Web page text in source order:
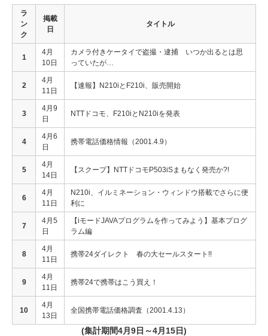
(集計期間4月9日～4月15日)
ラ
ン
ク
掲載
日
タイトル
1
4月
10日
カメラ付きケータイで盗撮・逮捕 いつか出るとは思
っていたが…
2
4月
11日
【速報】N210iとF210i、販売開始
3
4月9
日
NTTドコモ、F210iとN210iを発表
4
4月6
日
携帯電話価格情報（2001.4.9）
5
4月
14日
【スクープ】NTTドコモP503iSまもなく発売か?!
6
4月
11日
N210i、イルミネーション・ウィンドウ搭載でさらに便
利に
7
4月5
日
【iモードJAVAプログラムを作ってみよう】基本プログ
ラム編
8
4月
11日
携帯24ダイレクト 春の大セールスタート!!
9
4月
11日
携帯24で携帯はこう買え！
10
4月
13日
全国携帯電話価格調査（2001.4.13）